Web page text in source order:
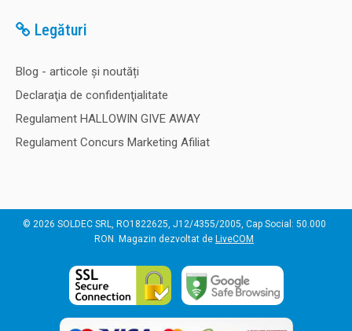
Legături
Blog - articole și noutăți
Declaraţia de confidenţialitate
Regulament HALLOWIN GIVE AWAY
Regulament Concurs Marketing Afiliat
© 2026 SOLDEC SRL, RO1822625, J12/4355/2005, Cap Social: 50.000
RON. Magazin dezvoltat de LiveCOM